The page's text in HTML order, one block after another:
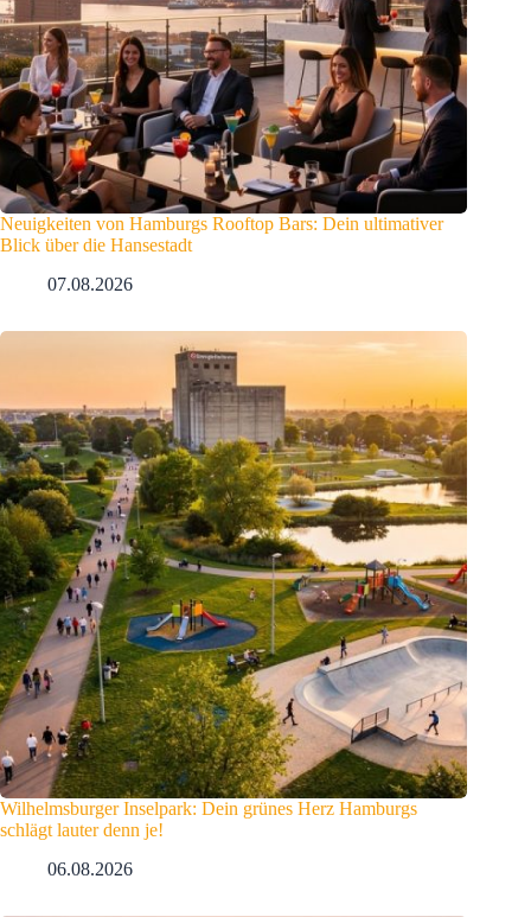
Neuigkeiten von Hamburgs Rooftop Bars: Dein ultimativer
Blick über die Hansestadt
07.08.2026
Wilhelmsburger Inselpark: Dein grünes Herz Hamburgs
schlägt lauter denn je!
06.08.2026